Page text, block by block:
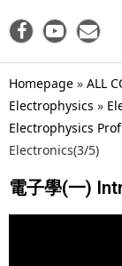
Homepage » ALL
Electrophysics »
Electrophysics
Electronics(3/5)
電子學(一)